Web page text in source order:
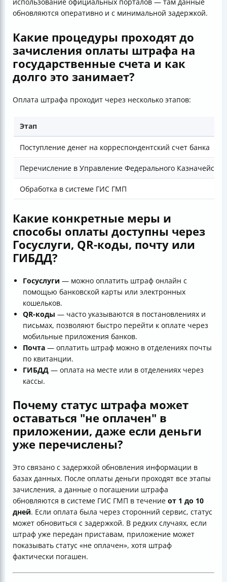
использование официальных порталов — там данные
обновляются оперативно и с минимальной задержкой.
Какие процедуры проходят до
зачисления оплаты штрафа на
государственные счета и как
долго это занимает?
Оплата штрафа проходит через несколько этапов:
Этап
Поступление денег на корреспондентский счет банка
Перечисление в Управление Федерального
Обработка в системе ГИС ГМП
Какие конкретные меры и
способы оплаты доступны через
Госуслуги, QR-коды, почту или
ГИБДД?
Госуслуги — можно оплатить штраф онлайн с
помощью банковской карты или электронных
кошельков.
QR-коды — часто указываются в постановлениях и
письмах, позволяют быстро перейти к оплате через
мобильные приложения банков.
Почта — оплатить штраф можно в отделениях почты
по квитанции.
ГИБДД — оплата на месте или в отделениях через
кассы.
Почему статус штрафа может
оставаться "не оплачен" в
приложении, даже если деньги
уже перечислены?
Это связано с задержкой обновления информации в
базах данных. После оплаты деньги проходят все этапы
зачисления, а данные о погашении штрафа
обновляются в системе ГИС ГМП в течение от 1 до 10
дней. Если оплата была через сторонний сервис, статус
может обновиться с задержкой. В редких случаях, если
штраф уже передан приставам, приложение может
показывать статус «не оплачен», хотя штраф
фактически погашен.